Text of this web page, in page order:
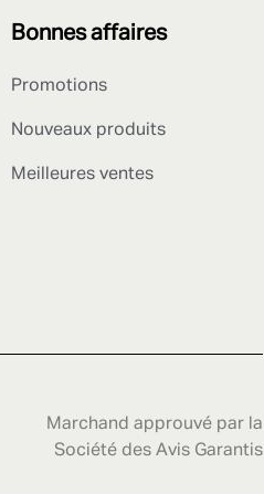
Bonnes affaires
Promotions
Nouveaux produits
Meilleures ventes
Marchand approuvé par la
Société des Avis Garantis